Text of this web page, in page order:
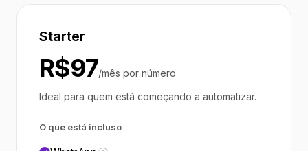
Starter
R$97/mês por número
Ideal para quem está começando a automatizar.
O que está incluso